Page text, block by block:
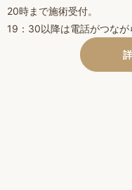
20時まで施術受付。
19：30以降は電話がつなが